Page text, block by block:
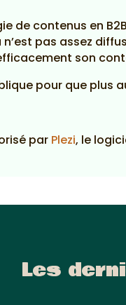
de contenus en B2B
pas assez
son
pour que plus
par Plezi, le
Les